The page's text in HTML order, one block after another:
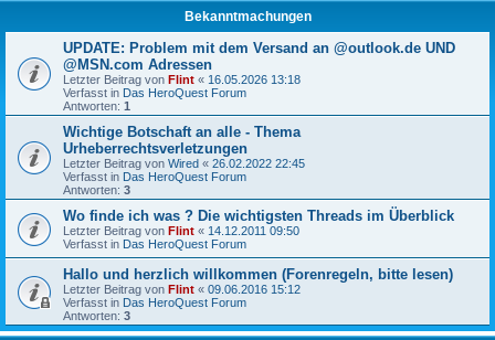
Bekanntmachungen
UPDATE: Problem mit dem Versand an @outlook.de UND
@MSN.com Adressen
Letzter Beitrag von Flint « 16.05.2026 13:18
Verfasst in Das HeroQuest Forum
Antworten: 1
Wichtige Botschaft an alle - Thema
Urheberrechtsverletzungen
Letzter Beitrag von Wired « 26.02.2022 22:45
Verfasst in Das HeroQuest Forum
Antworten: 3
Wo finde ich was ? Die wichtigsten Threads im Überblick
Letzter Beitrag von Flint « 14.12.2011 09:50
Verfasst in Das HeroQuest Forum
Hallo und herzlich willkommen (Forenregeln, bitte lesen)
Letzter Beitrag von Flint « 09.06.2016 15:12
Verfasst in Das HeroQuest Forum
Antworten: 3